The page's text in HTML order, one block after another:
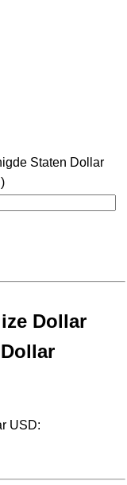
Staten Dollar
Dollar
USD: